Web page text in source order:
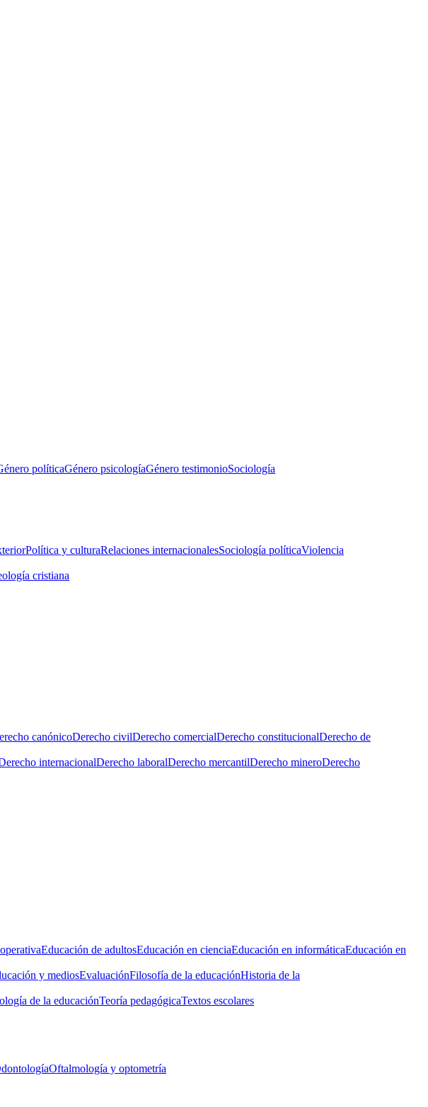
políticaGénero psicologíaGénero testimonioSociología
Política y culturaRelaciones internacionalesSociología políticaViolencia
cristiana
canónicoDerecho civilDerecho comercialDerecho constitucionalDerecho de
internacionalDerecho laboralDerecho mercantilDerecho mineroDerecho
Educación de adultosEducación en cienciaEducación en informáticaEducación en
y mediosEvaluaciónFilosofía de la educaciónHistoria de la
de la educaciónTeoría pedagógicaTextos escolares
Oftalmología y optometría